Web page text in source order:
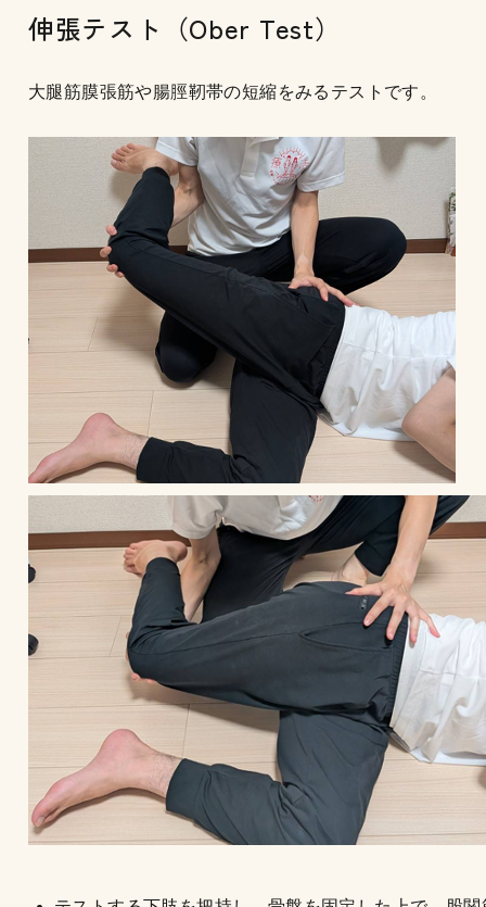
伸張テスト（Ober Test）
大腿筋膜張筋や腸脛靭帯の短縮をみるテストです。